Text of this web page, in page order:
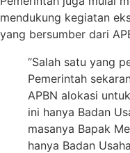
mendukung kegiatan
yang bersumber dari
“Salah satu yang
Pemerintah
APBN alokasi
ini hanya Badan
masanya Bapak
hanya Badan